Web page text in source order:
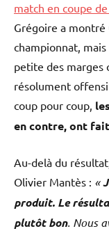
match en coupe
Grégoire a montré
championnat,
petite des marges
résolument
coup pour coup,
en contre, ont
Au-delà du
Olivier Mantès : «
produit. Le
plutôt bon. Nous